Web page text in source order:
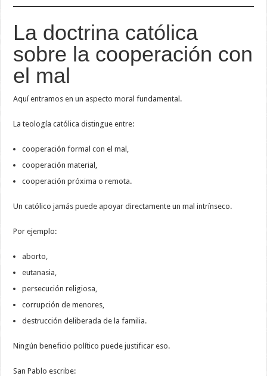
La doctrina católica
sobre la cooperación con
el mal
Aquí entramos en un aspecto moral fundamental.
La teología católica distingue entre:
cooperación formal con el mal,
cooperación material,
cooperación próxima o remota.
Un católico jamás puede apoyar directamente un mal intrínseco.
Por ejemplo:
aborto,
eutanasia,
persecución religiosa,
corrupción de menores,
destrucción deliberada de la familia.
Ningún beneficio político puede justificar eso.
San Pablo escribe: